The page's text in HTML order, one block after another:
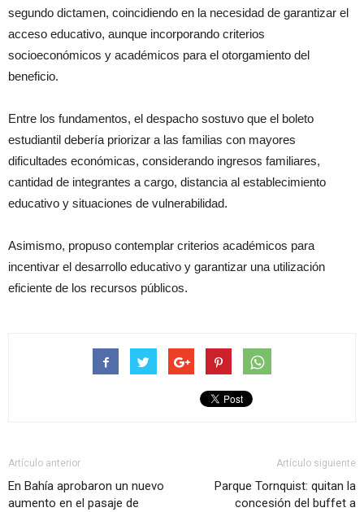
segundo dictamen, coincidiendo en la necesidad de garantizar el
acceso educativo, aunque incorporando criterios
socioeconómicos y académicos para el otorgamiento del
beneficio.
Entre los fundamentos, el despacho sostuvo que el boleto
estudiantil debería priorizar a las familias con mayores
dificultades económicas, considerando ingresos familiares,
cantidad de integrantes a cargo, distancia al establecimiento
educativo y situaciones de vulnerabilidad.
Asimismo, propuso contemplar criterios académicos para
incentivar el desarrollo educativo y garantizar una utilización
eficiente de los recursos públicos.
Artículo anterior
En Bahía aprobaron un nuevo
aumento en el pasaje de
Artículo siguiente
Parque Tornquist: quitan la
concesión del buffet a